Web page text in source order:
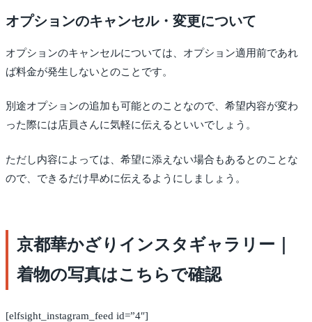
オプションのキャンセル・変更について
オプションのキャンセルについては、オプション適用前であれ
ば料金が発生しないとのことです。
別途オプションの追加も可能とのことなので、希望内容が変わ
った際には店員さんに気軽に伝えるといいでしょう。
ただし内容によっては、希望に添えない場合もあるとのことな
ので、できるだけ早めに伝えるようにしましょう。
京都華かざりインスタギャラリー｜
着物の写真はこちらで確認
[elfsight_instagram_feed id=”4″]